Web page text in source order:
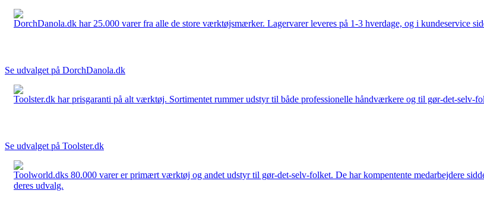
DorchDanola.dk har 25.000 varer fra alle de store værktøjsmærker. Lagervarer leveres på 1-3 hverdage, og i kundeservice
Se udvalget på DorchDanola.dk
Toolster.dk har prisgaranti på alt værktøj. Sortimentet rummer udstyr til både professionelle håndværkere og til gør-det-selv-
Se udvalget på Toolster.dk
Toolworld.dks 80.000 varer er primært værktøj og andet udstyr til gør-det-selv-folket. De har kompentente medarbejdere
deres udvalg.